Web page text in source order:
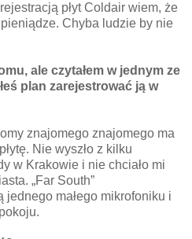
płyt Coldair wiem, że
Chyba ludzie by nie
ale czytałem w jednym ze
plan zarejestrować ją w
znajomego znajomego ma
Nie wyszło z kilku
w Krakowie i nie chciało mi
„Far South”
jednego małego mikrofoniku i